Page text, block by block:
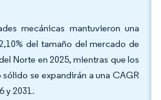
mecánicas mantuvieron una
del tamaño del mercado de
Norte en 2025, mientras que los
se expandirán a una CAGR
y 2031.